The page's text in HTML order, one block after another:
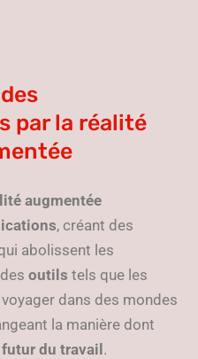
par la réalité
augmentée
, créant des
abolissent les
outils tels que les
dans des mondes
la manière dont
futur du travail .